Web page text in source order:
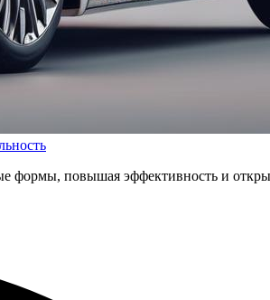
формы, повышая эффективность и